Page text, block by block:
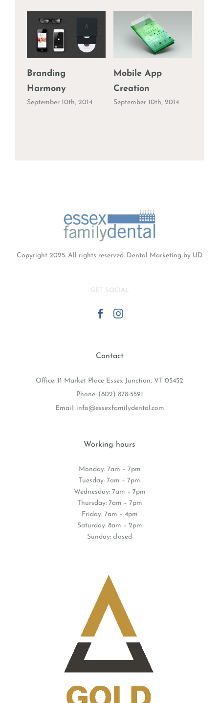
Branding
Harmony
September 10th, 2014
Mobile App
Creation
September 10th, 2014
Copyright 2025. All rights reserved. Dental Marketingby UD
GET SOCIAL
Contact
Office: 11 Market Place Essex Junction, VT 05452
Phone: (802) 878-5591
Email: info@essexfamilydental.com
Working hours
Monday: 7am – 7pm
Tuesday: 7am – 7pm
Wednesday: 7am – 7pm
Thursday: 7am – 7pm
Friday: 7am – 4pm
Saturday: 8am – 2pm
Sunday: closed